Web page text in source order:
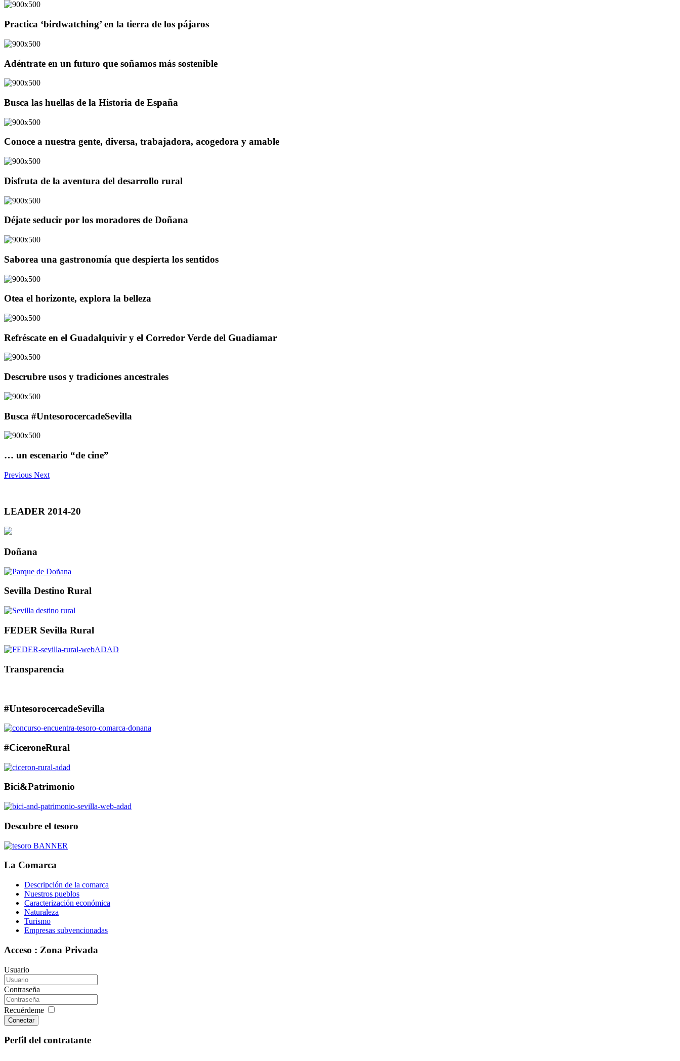
Practica ‘birdwatching’ en la tierra de los pájaros
Adéntrate en un futuro que soñamos más sostenible
Busca las huellas de la Historia de España
Conoce a nuestra gente, diversa, trabajadora, acogedora y amable
Disfruta de la aventura del desarrollo rural
Déjate seducir por los moradores de Doñana
Saborea una gastronomía que despierta los sentidos
Otea el horizonte, explora la belleza
Refréscate en el Guadalquivir y el Corredor Verde del Guadiamar
Descrubre usos y tradiciones ancestrales
Busca #UntesorocercadeSevilla
… un escenario “de cine”
Previous Next
LEADER 2014-20
Doñana
Sevilla Destino Rural
FEDER Sevilla Rural
Transparencia
#UntesorocercadeSevilla
#CiceroneRural
Bici&Patrimonio
Descubre el tesoro
La Comarca
Descripción de la comarca
Nuestros pueblos
Caracterización económica
Naturaleza
Turismo
Empresas subvencionadas
Acceso : Zona Privada
Usuario
Contraseña
Recuérdeme
Conectar
Perfil del contratante